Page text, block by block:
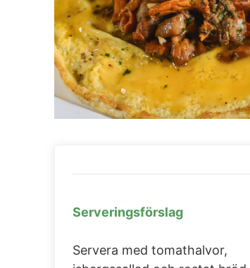
Serveringsförslag
Servera med tomathalvor,